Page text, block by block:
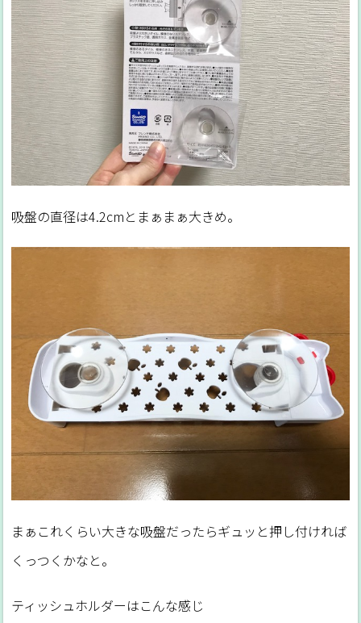
吸盤の直径は4.2cmとまぁまぁ大きめ。
まぁこれくらい大きな吸盤だったらギュッと押し付ければ
くっつくかなと。
ティッシュホルダーはこんな感じ